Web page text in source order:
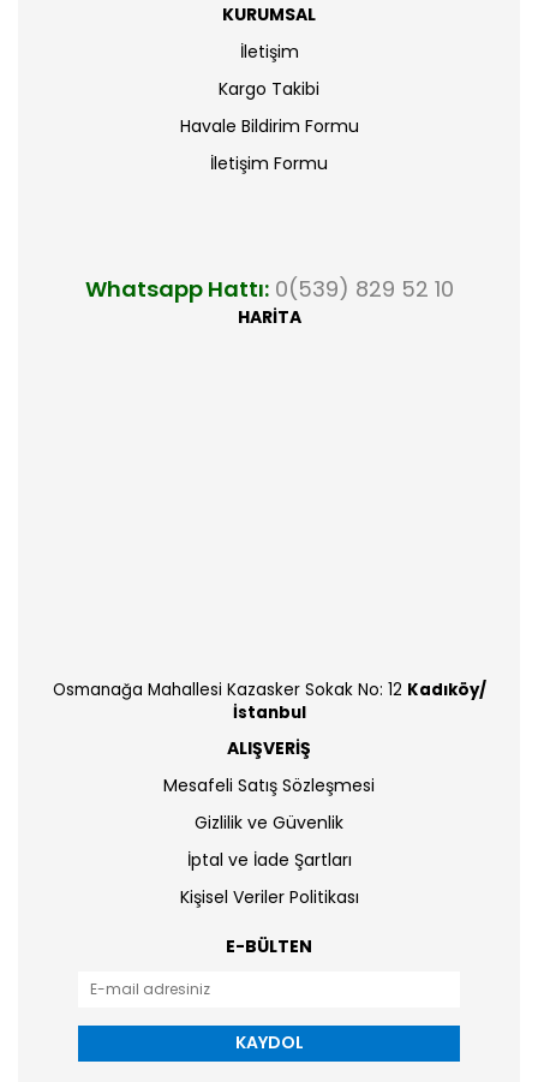
KURUMSAL
İletişim
Kargo Takibi
Havale Bildirim Formu
İletişim Formu
Whatsapp Hattı: 0(539) 829 52 10
HARİTA
Osmanağa Mahallesi Kazasker Sokak No: 12 Kadıköy/
İstanbul
ALIŞVERİŞ
Mesafeli Satış Sözleşmesi
Gizlilik ve Güvenlik
İptal ve İade Şartları
Kişisel Veriler Politikası
E-BÜLTEN
KAYDOL